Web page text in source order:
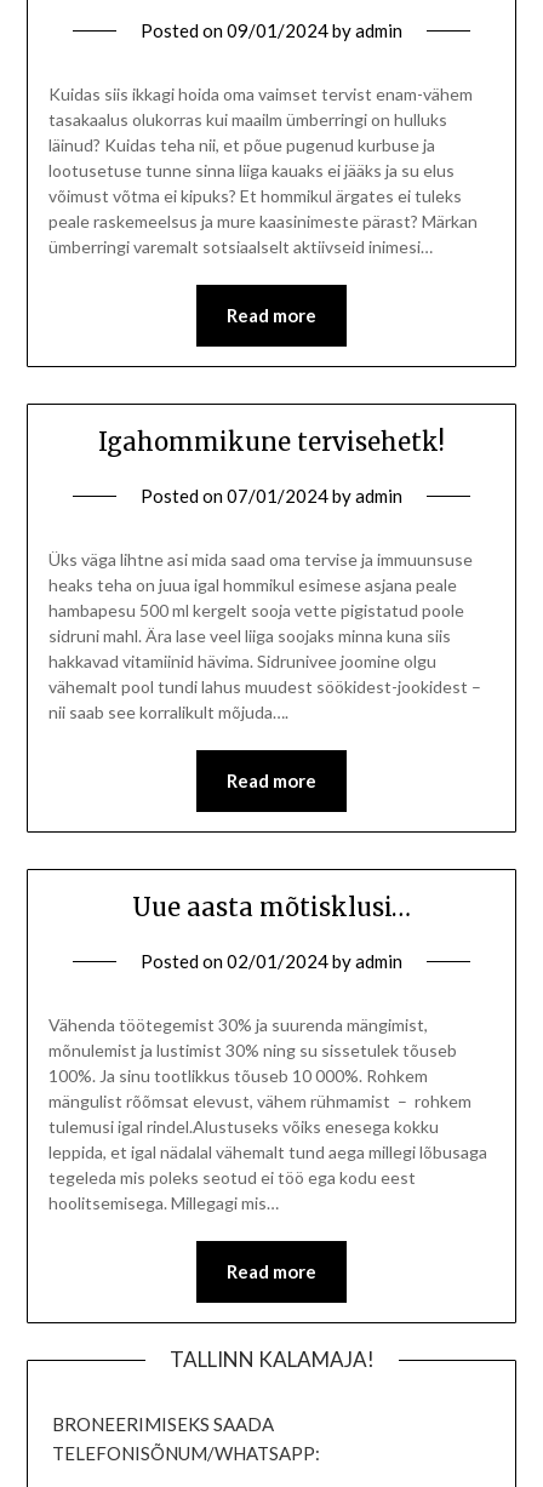
Posted on09/01/2024byadmin
Kuidas siis ikkagi hoida oma vaimset tervist enam-vähem
tasakaalus olukorras kui maailm ümberringi on hulluks
läinud? Kuidas teha nii, et põue pugenud kurbuse ja
lootusetuse tunne sinna liiga kauaks ei jääks ja su elus
võimust võtma ei kipuks? Et hommikul ärgates ei tuleks
peale raskemeelsus ja mure kaasinimeste pärast? Märkan
ümberringi varemalt sotsiaalselt aktiivseid inimesi…
Read more
Igahommikune tervisehetk!
Posted on07/01/2024byadmin
Üks väga lihtne asi mida saad oma tervise ja immuunsuse
heaks teha on juua igal hommikul esimese asjana peale
hambapesu 500 ml kergelt sooja vette pigistatud poole
sidruni mahl. Ära lase veel liiga soojaks minna kuna siis
hakkavad vitamiinid hävima. Sidrunivee joomine olgu
vähemalt pool tundi lahus muudest söökidest-jookidest –
nii saab see korralikult mõjuda….
Read more
Uue aasta mõtisklusi…
Posted on02/01/2024byadmin
Vähenda töötegemist 30% ja suurenda mängimist,
mõnulemist ja lustimist 30% ning su sissetulek tõuseb
100%. Ja sinu tootlikkus tõuseb 10 000%. Rohkem
mängulist rõõmsat elevust, vähem rühmamist – rohkem
tulemusi igal rindel.Alustuseks võiks enesega kokku
leppida, et igal nädalal vähemalt tund aega millegi lõbusaga
tegeleda mis poleks seotud ei töö ega kodu eest
hoolitsemisega. Millegagi mis…
Read more
TALLINN KALAMAJA!
BRONEERIMISEKS SAADA
TELEFONISÕNUM/WHATSAPP: